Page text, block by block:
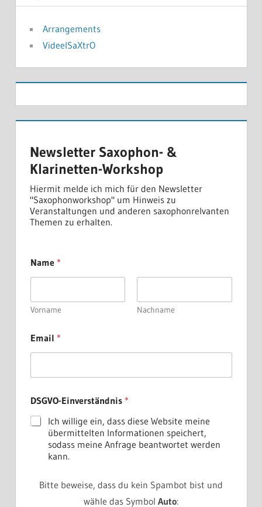
Arrangements
VideelSaXtrO
Newsletter Saxophon- &
Klarinetten-Workshop
Hiermit melde ich mich für den Newsletter
"Saxophonworkshop" um Hinweis zu
Veranstaltungen und anderen saxophonrelvanten
Themen zu erhalten.
Name *
Vorname Nachname
a
m
E
a
i
l
D
Email *
DSGVO-Einverständnis *
Ich willige ein, dass diese Website meine
übermittelten Informationen speichert,
sodass meine Anfrage beantwortet werden
kann.
Bitte beweise, dass du kein Spambot bist und
wähle das Symbol Auto: